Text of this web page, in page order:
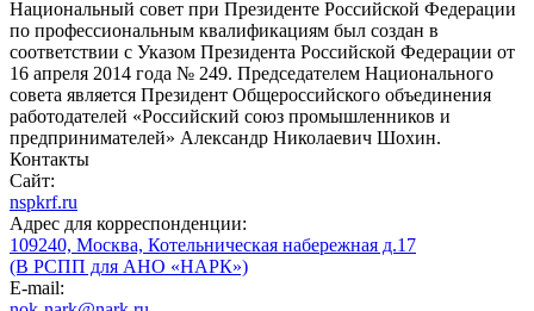
Национальный совет при Президенте Российской Федерации
по профессиональным квалификациям был создан в
соответствии с Указом Президента Российской Федерации от
16 апреля 2014 года № 249. Председателем Национального
совета является Президент Общероссийского объединения
работодателей «Российский союз промышленников и
предпринимателей» Александр Николаевич Шохин.
Контакты
Сайт:
nspkrf.ru
Адрес для корреспонденции:
109240, Москва, Котельническая набережная д.17
(В РСПП для АНО «НАРК»)
E-mail: